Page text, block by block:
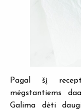
Pagal šį
mėgstantiems
Galima dėti